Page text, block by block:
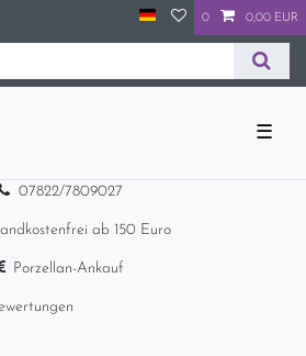
0 0,00 EUR
☰
07822/7809027
ab 150 Euro
Porzellan-Ankauf